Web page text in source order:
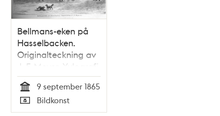
Bellmans-eken på
Hasselbacken.
Originalteckning av
J. F. Meyer. Xylografi
i Illustrerad Tidning,
nr 36 den 9
september 1865.
Tid
9 september 1865
Typ
Bildkonst